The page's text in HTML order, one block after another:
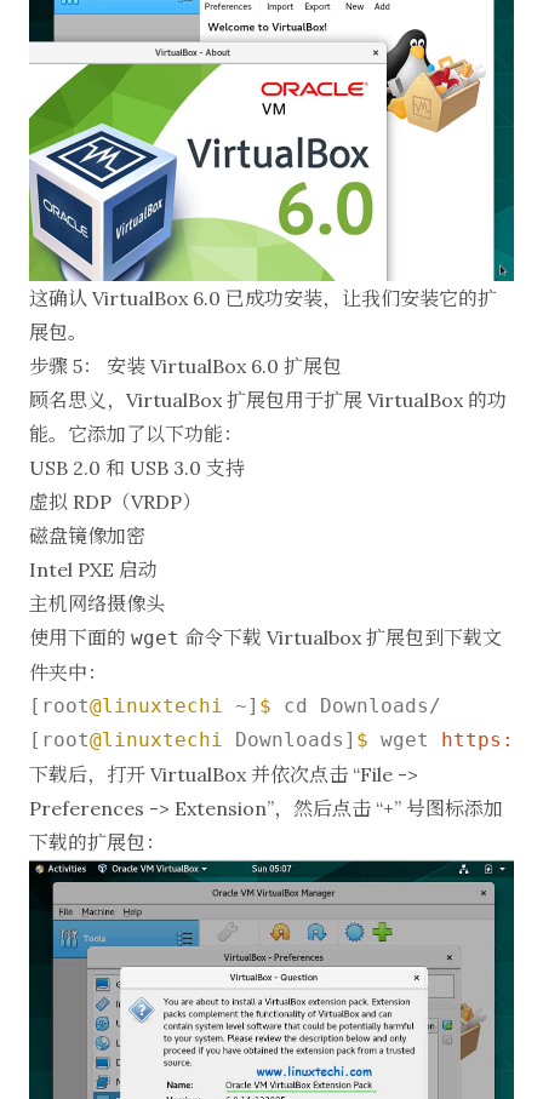
这确认 VirtualBox 6.0 已成功安装，让我们安装它的扩
展包。
步骤 5： 安装 VirtualBox 6.0 扩展包
顾名思义，VirtualBox 扩展包用于扩展 VirtualBox 的功
能。它添加了以下功能：
USB 2.0 和 USB 3.0 支持
虚拟 RDP（VRDP）
磁盘镜像加密
Intel PXE 启动
主机网络摄像头
使用下面的 wget 命令下载 Virtualbox 扩展包到下载文
件夹中：
[root@linuxtechi ~] $ cd Downloads/
[root@linuxtechi Downloads] $ wget https:
下载后，打开 VirtualBox 并依次点击 “File ->
Preferences -> Extension”，然后点击 “+” 号图标添加
下载的扩展包：